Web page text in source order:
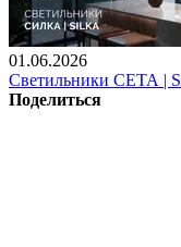
01.06.2026
Светильники СЕТА |
Поделиться